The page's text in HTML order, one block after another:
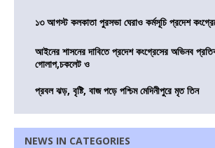
১৩ আগস্ট কলকাতা পুরসভা ঘেরাও কর্মসূচি প্রদেশ
আইনের শাসনের দাবিতে প্রদেশ কংগ্রেসের অভিনব
গোলাপ,চকলেট ও
প্রবল ঝড়, বৃষ্টি, বাজ পড়ে পশ্চিম মেদিনীপুরে মৃত তিন
NEWS IN CATEGORIES